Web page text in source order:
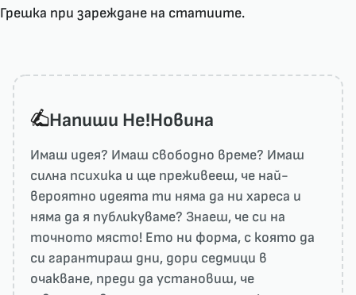
Грешка при зареждане на статиите.
Напиши He!Новина
Имаш идея? Имаш свободно време? Имаш
силна психика и ще преживееш, че най-
вероятно идеята ти няма да ни харесa и
няма да я публикуваме? Знаеш, че си на
точното място! Ето ни форма, с която да
си гарантираш дни, дори седмици в
очакване, преди да установиш, че